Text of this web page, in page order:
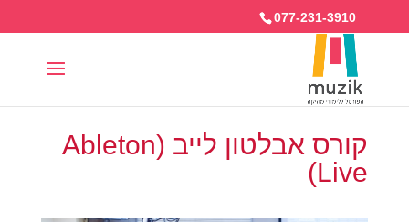
077-231-3910
קורס אבלטון לייב (Ableton
Live)